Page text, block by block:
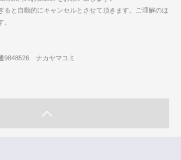
ると自動的にキャンセルとさせて頂きます。ご理解のほ
ナカヤマユミ